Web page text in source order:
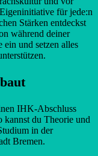
für jede:n
Stärken entdeckst
während deiner
ein und setzen alles
IHK-Abschluss
kannst du Theorie und
in der
Bremen.